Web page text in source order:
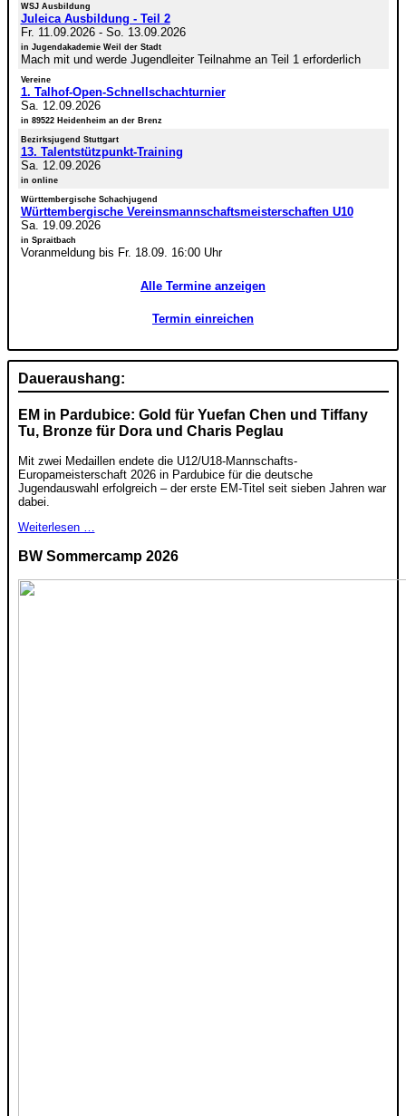
WSJ Ausbildung
Juleica Ausbildung - Teil 2
Fr. 11.09.2026- So. 13.09.2026
in Jugendakademie Weil der Stadt
Mach mit und werde Jugendleiter Teilnahme an Teil 1 erforderlich
Vereine
1. Talhof-Open-Schnellschachturnier
Sa. 12.09.2026
in 89522 Heidenheim an der Brenz
Bezirksjugend Stuttgart
13. Talentstützpunkt-Training
Sa. 12.09.2026
in online
Württembergische Schachjugend
Württembergische Vereinsmannschaftsmeisterschaften U10
Sa. 19.09.2026
in Spraitbach
Voranmeldung bis Fr. 18.09. 16:00 Uhr
Alle Termine anzeigen
Termin einreichen
Daueraushang:
EM in Pardubice: Gold für Yuefan Chen und Tiffany
Tu, Bronze für Dora und Charis Peglau
Mit zwei Medaillen endete die U12/U18-Mannschafts-
Europameisterschaft 2026 in Pardubice für die deutsche
Jugendauswahl erfolgreich – der erste EM-Titel seit sieben Jahren war
dabei.
Weiterlesen …
BW Sommercamp 2026